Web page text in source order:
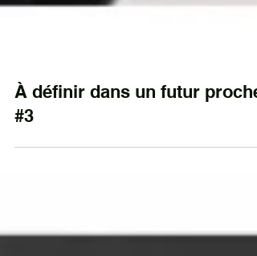
À définir dans un futur proche
#3